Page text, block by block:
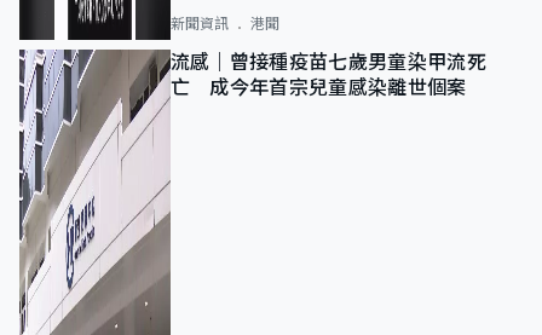
新聞資訊 港聞
流感｜曾接種疫苗七歲男童染甲流死
亡 成今年首宗兒童感染離世個案